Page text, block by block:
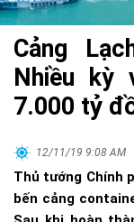
Cảng
Nhiều kỳ
7.000 tỷ
12/11/19 9:08 AM
Thủ tướng Chính
bến cảng